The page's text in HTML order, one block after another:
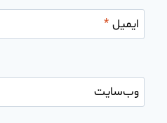
ایمیل*
وب‌سایت